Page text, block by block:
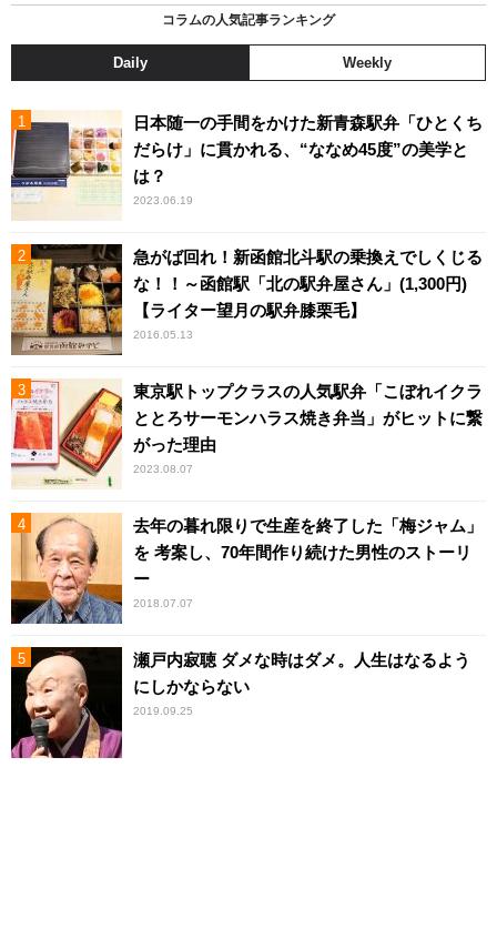
コラムの人気記事ランキング
Daily Weekly
日本随一の手間をかけた新青森駅弁「ひとくち
だらけ」に貫かれる、“ななめ45度”の美学と
は？
2023.06.19
急がば回れ！新函館北斗駅の乗換えでしくじる
な！！～函館駅「北の駅弁屋さん」(1,300円)
【ライター望月の駅弁膝栗毛】
2016.05.13
東京駅トップクラスの人気駅弁「こぼれイクラ
ととろサーモンハラス焼き弁当」がヒットに繋
がった理由
2023.08.07
去年の暮れ限りで生産を終了した「梅ジャム」
を 考案し、70年間作り続けた男性のストーリ
ー
2018.07.07
瀬戸内寂聴 ダメな時はダメ。人生はなるよう
にしかならない
2019.09.25